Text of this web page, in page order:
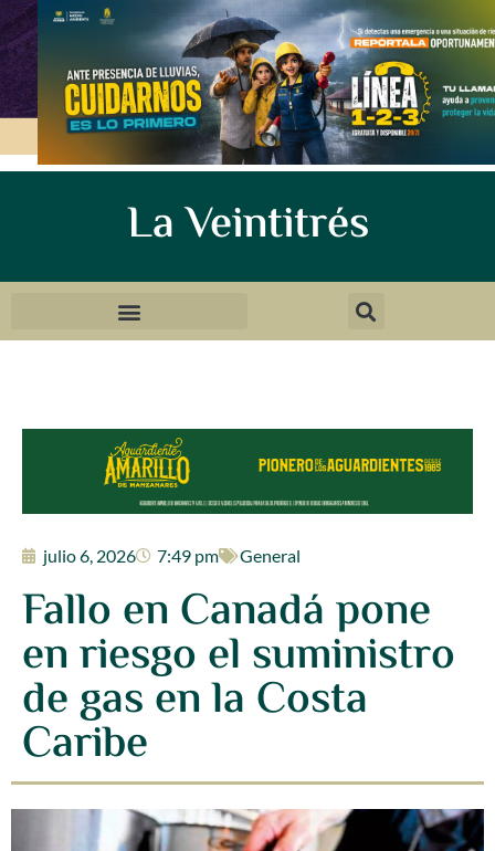
La Veintitrés
julio 6, 2026 7:49 pm General
Fallo en Canadá pone
en riesgo el suministro
de gas en la Costa
Caribe